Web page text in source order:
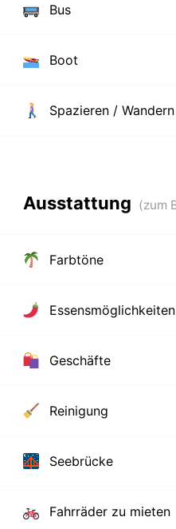
Bus
Boot
Spazieren / Wandern
Ausstattung
Farbtöne
Essensmöglichkeiten
Geschäfte
Reinigung
Seebrücke
Fahrräder zu mieten